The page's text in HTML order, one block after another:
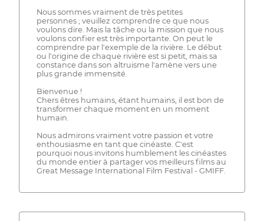
Nous sommes vraiment de très petites
personnes ; veuillez comprendre ce que nous
voulons dire. Mais la tâche ou la mission que nous
voulons confier est très importante. On peut le
comprendre par l'exemple de la rivière. Le début
ou l'origine de chaque rivière est si petit, mais sa
constance dans son altruisme l'amène vers une
plus grande immensité.
Bienvenue !
Chers êtres humains, étant humains, il est bon de
transformer chaque moment en un moment
humain.
Nous admirons vraiment votre passion et votre
enthousiasme en tant que cinéaste. C'est
pourquoi nous invitons humblement les cinéastes
du monde entier à partager vos meilleurs films au
Great Message International Film Festival - GMIFF.